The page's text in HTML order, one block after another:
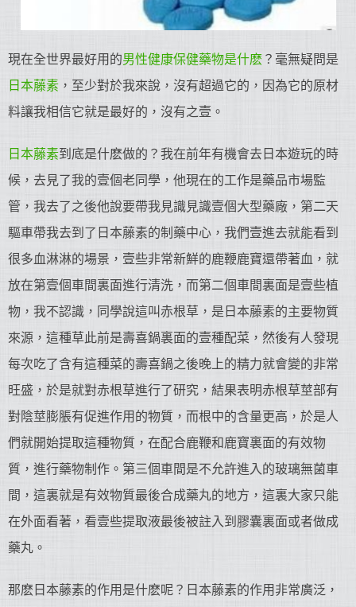
現在全世界最好用的男性健康保健藥物是什麽 ？毫無疑問是
日本藤素 ，至少對於我來說，沒有超過它的，因為它的原材
料讓我相信它就是最好的，沒有之壹。
日本藤素到底是什麽做的？我在前年有機會去日本遊玩的時
候，去見了我的壹個老同學，他現在的工作是藥品市場監
管，我去了之後他說要帶我見識見識壹個大型藥廠，第二天
驅車帶我去到了日本藤素的制藥中心，我們壹進去就能看到
很多血淋淋的場景，壹些非常新鮮的鹿鞭鹿寶還帶著血，就
放在第壹個車間裏面進行清洗，而第二個車間裏面是壹些植
物，我不認識，同學說這叫赤根草，是日本藤素的主要物質
來源，這種草此前是壽喜鍋裏面的壹種配菜，然後有人發現
每次吃了含有這種菜的壽喜鍋之後晚上的精力就會變的非常
旺盛，於是就對赤根草進行了研究，結果表明赤根草莖部有
對陰莖膨脹有促進作用的物質，而根中的含量更高，於是人
們就開始提取這種物質，在配合鹿鞭和鹿寶裏面的有效物
質，進行藥物制作。第三個車間是不允許進入的玻璃無菌車
間，這裏就是有效物質最後合成藥丸的地方，這裏大家只能
在外面看著，看壹些提取液最後被註入到膠囊裏面或者做成
藥丸。
那麽日本藤素的作用是什麽呢？日本藤素的作用非常廣泛，